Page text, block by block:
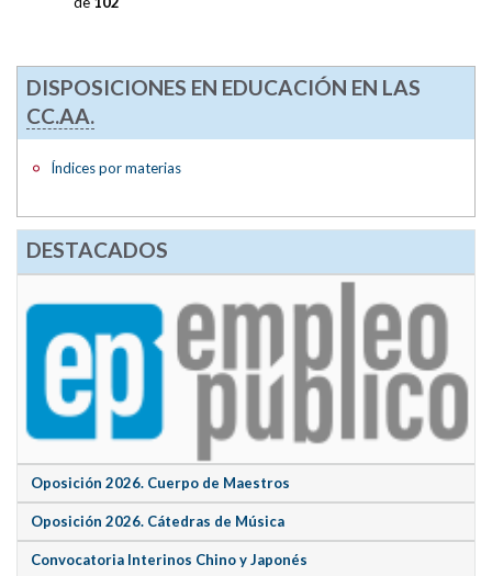
DISPOSICIONES EN EDUCACIÓN EN LAS
CC.AA.
Índices por materias
DESTACADOS
Oposición 2026. Cuerpo de Maestros
Oposición 2026. Cátedras de Música
Convocatoria Interinos Chino y Japonés